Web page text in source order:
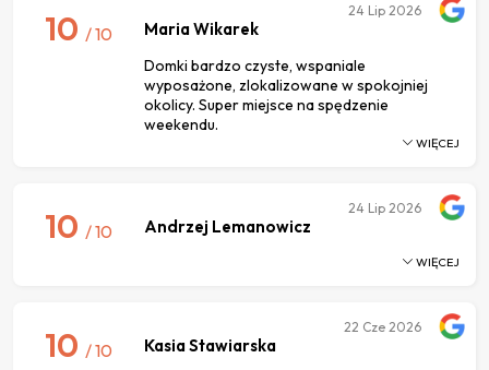
10 / 10 Maria Wikarek
Domki bardzo czyste, wspaniale
wyposażone, zlokalizowane w spokojniej
okolicy. Super miejsce na spędzenie
weekendu.
24 Lip 2026
WIĘCEJ
10 / 10 Andrzej Lemanowicz
24 Lip 2026
WIĘCEJ
10 / 10 Kasia Stawiarska
22 Cze 2026